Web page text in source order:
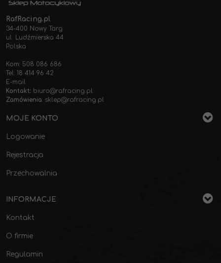
RafRacing.pl
34-400 Nowy Targ
ul. Ludźmierska 44
Polska
Kom: 508 086 686
Tel: 18 414 96 42
E-mail
Kontakt: biuro@rafracing.pl
Zamówienia: sklep@rafracing.pl
MOJE KONTO
Logowanie
Rejestracja
Przechowalnia
INFORMACJE
Kontakt
O firmie
Regulamin